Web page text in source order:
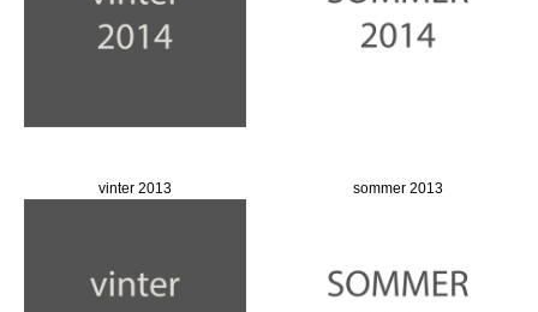
vinter 2013 sommer 2013